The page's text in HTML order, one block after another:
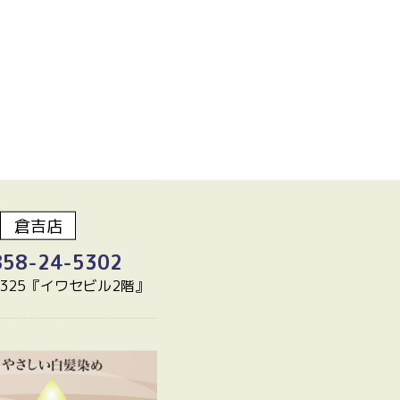
倉吉店
24-5302
『イワセビル2階』